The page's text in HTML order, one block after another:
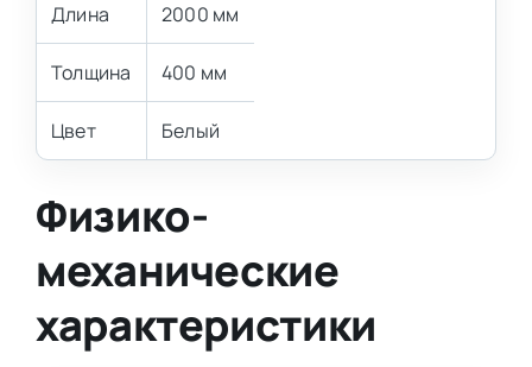
Длина 2000 мм
Толщина 400 мм
Цвет Белый
Физико-
механические
характеристики